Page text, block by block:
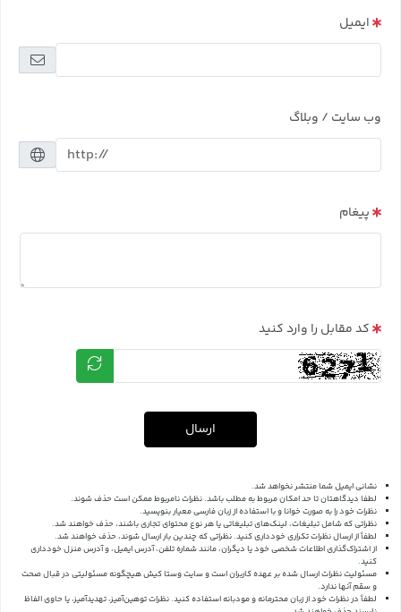
ایمیل
وب سایت / وبلاگ
پیغام
کد مقابل را وارد کنید
ارسال
نشانی ایمیل شما منتشر نخواهد شد.
لطفا دیدگاهتان تا حد امکان مربوط به مطلب باشد. نظرات نامربوط ممکن است حذف شوند.
نظرات خود را به صورت خوانا و با استفاده از زبان فارسی معیار بنویسید.
نظراتی که شامل تبلیغات، لینک‌های تبلیغاتی یا هر نوع محتوای تجاری باشند، حذف خواهند شد.
لطفاً از ارسال نظرات تکراری خودداری کنید. نظراتی که چندین بار ارسال شوند، حذف خواهند شد.
از اشتراک‌گذاری اطلاعات شخصی خود یا دیگران، مانند شماره تلفن، آدرس ایمیل، و آدرس منزل خودداری
کنید.
مسئولیت نظرات ارسال شده بر عهده کاربران است و سایت وستا کیش هیچگونه مسئولیتی در قبال صحت
و سقم آنها ندارد.
لطفاً در نظرات خود از زبان محترمانه و مودبانه استفاده کنید. نظرات توهین‌آمیز، تهدیدآمیز، یا حاوی الفاظ